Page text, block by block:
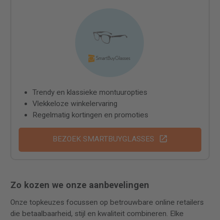
Trendy en klassieke montuuropties
Vlekkeloze winkelervaring
Regelmatig kortingen en promoties
BEZOEK SMARTBUYGLASSES
Zo kozen we onze aanbevelingen
Onze topkeuzes focussen op betrouwbare online retailers
die betaalbaarheid, stijl en kwaliteit combineren. Elke